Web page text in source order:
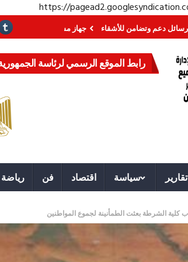
https://
للأشقاء جهاز مستقبل مصر نموذجا.. لماذا
رابط الموقع الرسمي لرئاسة
تقارير سياسة اقتصاد فن رياضة
الشرطة بعثت الطمأنينة لجموع المواطنين